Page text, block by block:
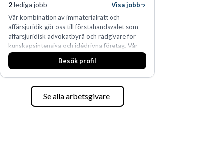
2lediga jobb
Visa jobb
Vår kombination av immaterialrätt och
affärsjuridik gör oss till förstahandsvalet som
affärsjuridisk advokatbyrå och rådgivare för
kunskapsintensiva och idédrivna företag. Vår
expertis inom IP-tillgångar har gett oss en
marknadsledande position. Våra klienter väljer
företagets viktigaste tillgångar.
Besök profil
Se alla arbetsgivare